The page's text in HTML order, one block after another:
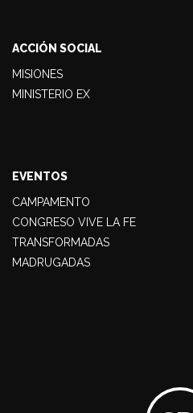
ACCIÓN SOCIAL
MISIONES
MINISTERIO EX
EVENTOS
CAMPAMENTO
CONGRESO VIVE LA FE
TRANSFORMADAS
MADRUGADAS